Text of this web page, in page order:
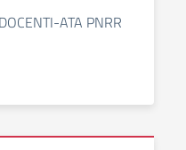
ATA PNRR